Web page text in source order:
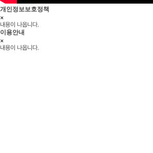
개인정보보호정책
×
내용이 나옵니다.
이용안내
×
내용이 나옵니다.